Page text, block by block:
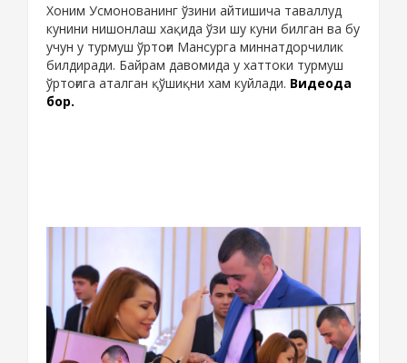
Хоним Усмонованинг ўзини айтишича таваллуд
кунини нишонлаш хақида ўзи шу куни билган ва бу
учун у турмуш ўртоғи Мансурга миннатдорчилик
билдиради. Байрам давомида у хаттоки турмуш
ўртоғига аталган қўшиқни хам куйлади. Видеода
бор.